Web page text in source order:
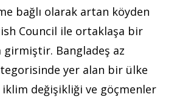
bağlı olarak artan köyden
Council ile ortaklaşa bir
girmiştir. Bangladeş az
yer alan bir ülke
değişikliği ve göçmenler